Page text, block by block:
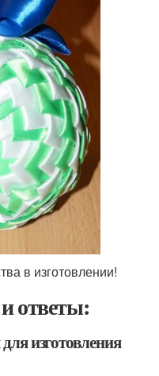
в изготовлении!
ответы:
изготовления